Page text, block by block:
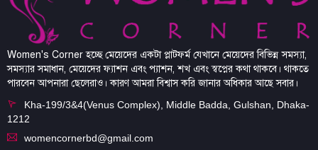
Women's Corner হচ্ছে মেয়েদের একটা প্লাটফর্ম যেখানে মেয়েদের বিভিন্ন সমস্যা,
সমস্যার সমাধান, মেয়েদের ফ্যাশন এবং প্যাশন, শখ এবং স্বপ্নের কথা থাকবে। থাকতে
পারবেন আপনারা ছেলেরাও। কারণ আমরা বিশ্বাস করি জানার অধিকার আছে সবার।
Kha-199/3&4(Venus Complex), Middle Badda, Gulshan, Dhaka-
1212
womencornerbd@gmail.com